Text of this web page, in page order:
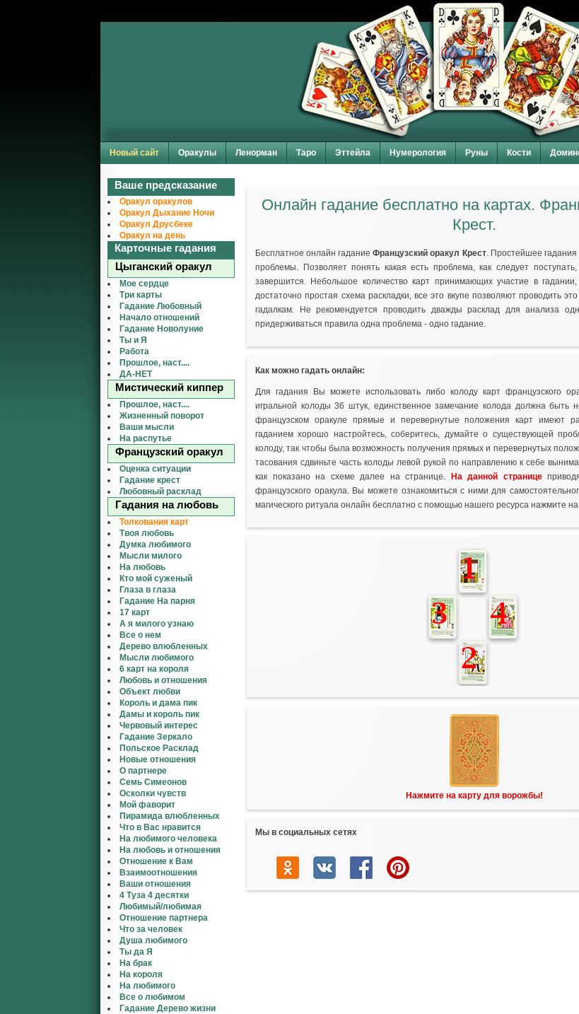
Новый сайт Оракулы Ленорман Таро Эттейла Нумерология Руны Кости
Онлайн гадание бесплатно на картах.
Крест.
Бесплатное онлайн гаданиеФранцузский оракул Крест. Простейшее
проблемы. Позволяет понять какая есть проблема, как следует
завершится. Небольшое количество карт принимающих участие в
достаточно простая схема раскладки, все это вкупе позволяют проводить
гадалкам. Не рекомендуется проводить дважды расклад для анализа
придерживаться правила одна проблема - одно гадание.
Как можно гадать онлайн:
Для гадания Вы можете использовать либо колоду карт французского
игральной колоды 36 штук, единственное замечание колода должна быть
французском оракуле прямые и перевернутые положения карт имеют
гаданием хорошо настройтесь, соберитесь, думайте о существующей
колоду, так чтобы была возможность получения прямых и перевернутых
тасования сдвиньте часть колоды левой рукой по направлению к себе
как показано на схеме далее на странице.
На данной странице
французского оракула. Вы можете ознакомиться с ними для
магического ритуала онлайн бесплатно с помощью нашего ресурса нажмите
Нажмите на карту для ворожбы!
Мы в социальных сетях
Ваше предсказание
Оракул оракулов
Оракул Дыхание Ночи
Оракул Друсбеке
Оракул на день
Карточные гадания
Цыганский оракул
Мое сердце
Три карты
Гадание Любовный
Начало отношений
Гадание Новолуние
Ты и Я
Работа
Прошлое, наст....
ДА-НЕТ
Мистический киппер
Прошлое, наст....
Жизненный поворот
Ваши мысли
На распутье
Французский оракул
Оценка ситуации
Гадание крест
Любовный расклад
Гадания на любовь
Толкования карт
Твоя любовь
Думка любимого
Мысли милого
На любовь
Кто мой суженый
Глаза в глаза
Гадание На парня
17 карт
А я милого узнаю
Все о нем
Дерево влюбленных
Мысли любимого
6 карт на короля
Любовь и отношения
Объект любви
Король и дама пик
Дамы и король пик
Червовый интерес
Гадание Зеркало
Польское Расклад
Новые отношения
О партнере
Семь Симеонов
Осколки чувств
Мой фаворит
Пирамида влюбленных
Что в Вас нравится
На любимого человека
На любовь и отношения
Отношение к Вам
Взаимоотношения
Ваши отношения
4 Туза 4 десятки
Любимый/любимая
Отношение партнера
Что за человек
Душа любимого
Ты да Я
На брак
На короля
На любимого
Все о любимом
Гадание Дерево жизни